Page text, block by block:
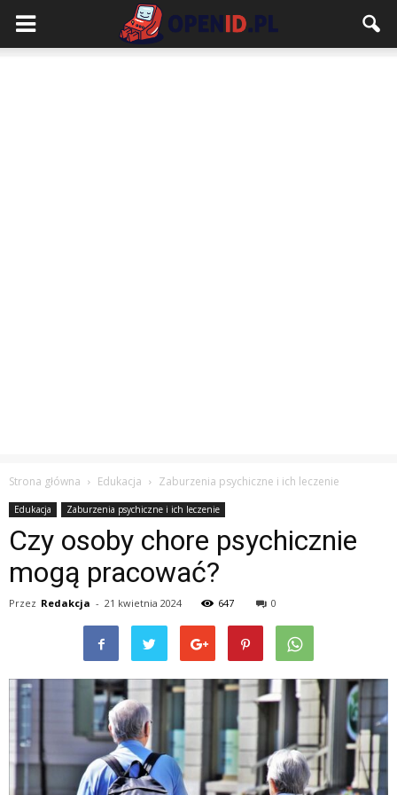
Strona główna Edukacja Zaburzenia psychiczne i ich leczenie
Edukacja Zaburzenia psychiczne i ich leczenie
Czy osoby chore psychicznie
mogą pracować?
Przez Redakcja - 21 kwietnia 2024 647 0